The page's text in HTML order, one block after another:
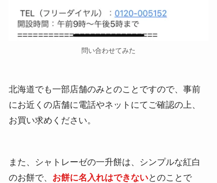
問い合わせてみた
北海道でも一部店舗のみとのことですので、事前
にお近くの店舗に電話やネットにてご確認の上、
お買い求めください。
また、シャトレーゼの一升餅は、シンプルな紅白
のお餅で、 お餅に名入れはできないとのことで